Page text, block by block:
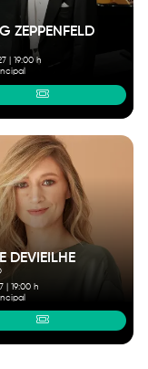
ZEPPENFELD
| 19:00 h
DEVIEILHE
| 19:00 h